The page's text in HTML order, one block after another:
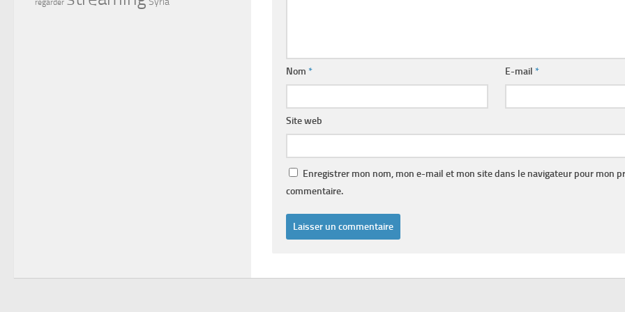
Nom * E-mail*
Site web
Enregistrer mon nom, mon e-mail et mon site dans le navigateur pour mon
commentaire.
regarder